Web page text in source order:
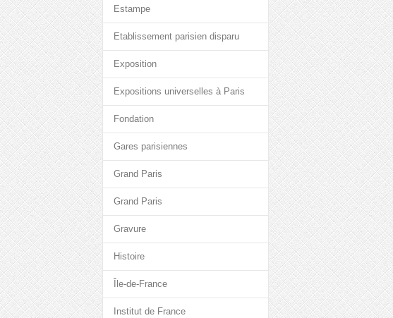
Estampe
Etablissement parisien disparu
Exposition
Expositions universelles à Paris
Fondation
Gares parisiennes
Grand Paris
Grand Paris
Gravure
Histoire
Île-de-France
Institut de France